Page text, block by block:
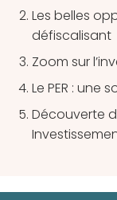
Les belles
défiscalisant
Zoom sur
Le PER : une
Découverte